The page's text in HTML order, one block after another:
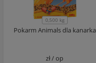
0,500 kg
Pokarm Animals dla kanarka
zł /op